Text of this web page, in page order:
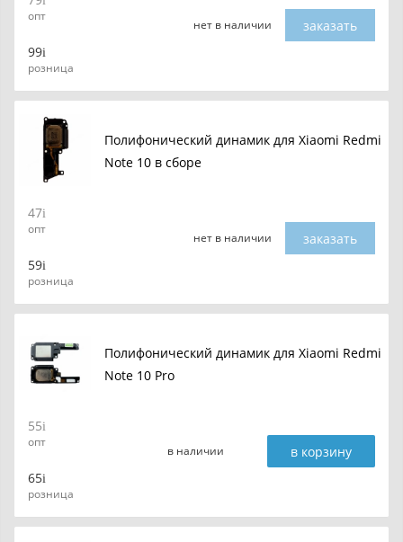
опт
99
розница
нет в наличии заказать
Полифонический динамик для Xiaomi Redmi
Note 10 в сборе
47
опт
59
розница
нет в наличии заказать
Полифонический динамик для Xiaomi Redmi
Note 10 Pro
55
опт
65
розница
в наличии в корзину